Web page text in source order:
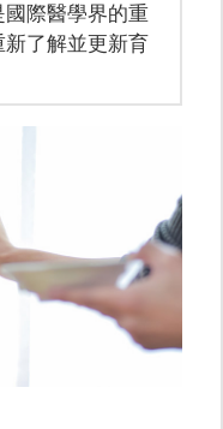
際醫學界的重
了解並更新育